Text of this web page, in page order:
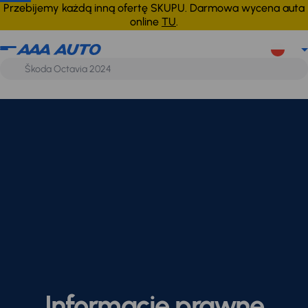
Przebijemy każdą inną ofertę SKUPU. Darmowa wycena auta
online TU.